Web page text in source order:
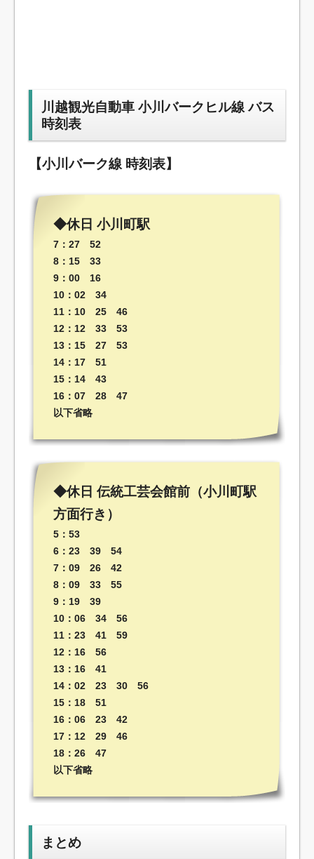
川越観光自動車 小川バークヒル線 バス
時刻表
【小川バーク線 時刻表】
◆休日 小川町駅
7：27 52
8：15 33
9：00 16
10：02 34
11：10 25 46
12：12 33 53
13：15 27 53
14：17 51
15：14 43
16：07 28 47
以下省略
◆休日 伝統工芸会館前（小川町駅
方面行き）
5：53
6：23 39 54
7：09 26 42
8：09 33 55
9：19 39
10：06 34 56
11：23 41 59
12：16 56
13：16 41
14：02 23 30 56
15：18 51
16：06 23 42
17：12 29 46
18：26 47
以下省略
まとめ